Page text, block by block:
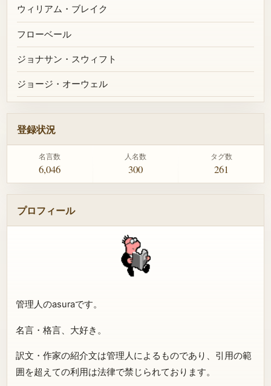
ウィリアム・ブレイク
フローベール
ジョナサン・スウィフト
ジョージ・オーウェル
登録状況
名言数
6,046
人名数
300
タグ数
261
プロフィール
管理人のasuraです。
名言・格言、大好き。
訳文・作家の紹介文は管理人によるものであり、引用の範
囲を超えての利用は法律で禁じられております。